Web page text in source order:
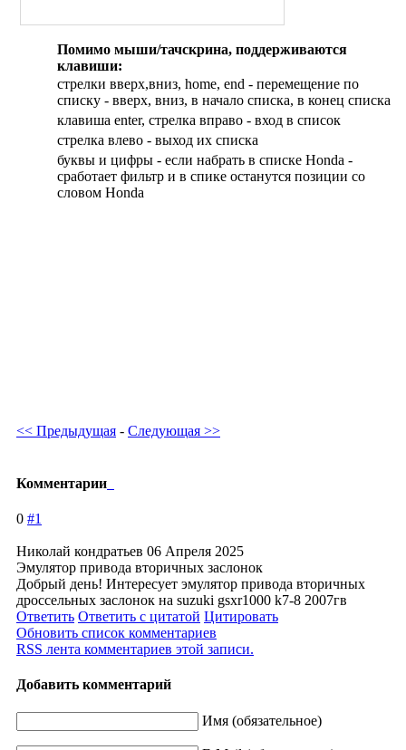
Generic
GG Motorrad
Ghezzi-Brian
Italjet
Keeway
Laverda
Malaguti
Moto Morini
Vyrus
Помимо мыши/тачскрина, поддерживаются
клавиши:
стрелки вверх,вниз, home, end - перемещение по
списку - вверх, вниз, в начало списка, в конец списка
клавиша enter, стрелка вправо - вход в список
cтрелка влево - выход их списка
буквы и цифры - если набрать в списке Honda -
сработает фильтр и в спике останутся позиции со
словом Honda
<< Предыдущая - Следующая >>
Комментарии
0 #1
Николай кондратьев 06 Апреля 2025
Эмулятор привода вторичных заслонок
Добрый день! Интересует эмулятор привода вторичных
дроссельных заслонок на suzuki gsxr1000 k7-8 2007гв
Ответить Ответить с цитатой Цитировать
Обновить список комментариев
RSS лента комментариев этой записи.
Добавить комментарий
Имя (обязательное)